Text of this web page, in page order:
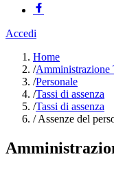
Accedi
Home
/Amministrazione
/Personale
/Tassi di assenza
/Tassi di assenza
/Assenze del